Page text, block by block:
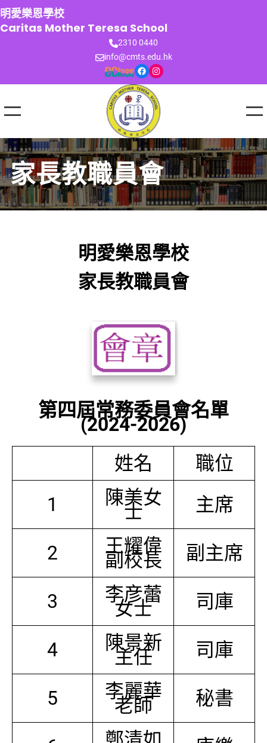
跳
至
主
明愛樂恩學校
Caritas Mother Teresa School
2310 0440
info@cmts.edu.hk
Facebook Instagram
家長教職員會
明愛樂恩學校
家長教職員會
第四屆常務委員會名單
(2024-2026)
姓名
職位
1
陳美女
士 主席
2 王耀偉
副校長 副主席
3 李彦蕾
女士 司庫
4 陳景新
主任 司庫
5 李麗華
老師 秘書